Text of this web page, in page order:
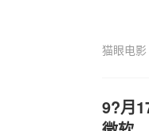
猫眼电影
9?月